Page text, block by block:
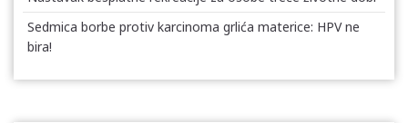
Sedmica borbe protiv karcinoma grlića materice: HPV ne
bira!